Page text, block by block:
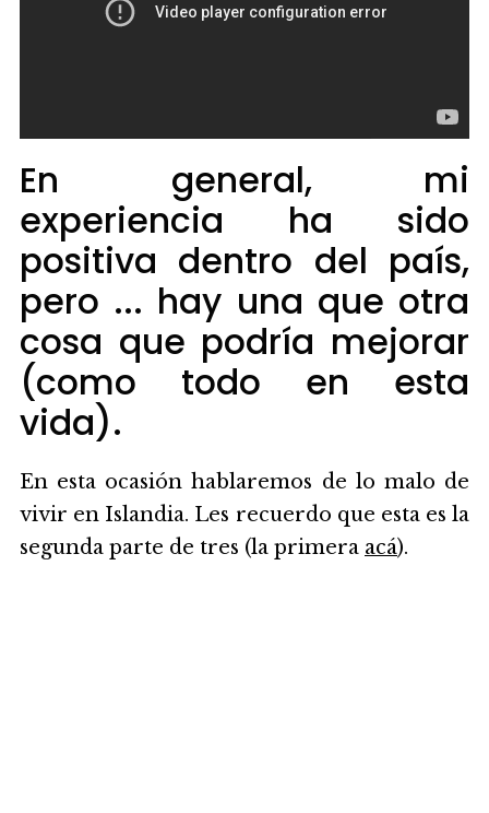
En general, mi
experiencia ha sido
positiva dentro del país,
pero ... hay una que otra
cosa que podría mejorar
(como todo en esta
vida).
En esta ocasión hablaremos de lo malo de
vivir en Islandia. Les recuerdo que esta es la
segunda parte de tres (la primera acá).